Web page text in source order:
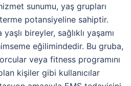
sunumu, yaş grupları
potansiyeline sahiptir.
bireyler, sağlıklı yaşamı
eğilimindedir. Bu gruba,
veya fitness programını
kişiler gibi kullanıcılar